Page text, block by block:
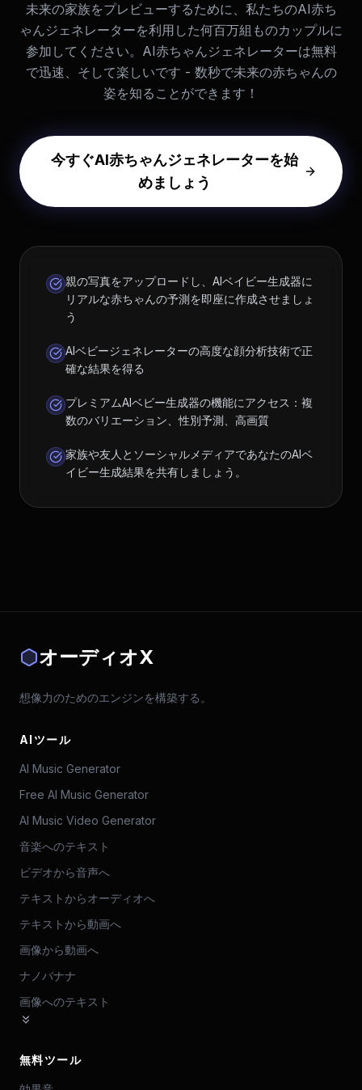
未来の家族をプレビューするために、私たちのAI赤ち
ゃんジェネレーターを利用した何百万組ものカップルに
参加してください。AI赤ちゃんジェネレーターは無料
で迅速、そして楽しいです - 数秒で未来の赤ちゃんの
姿を知ることができます！
今すぐAI赤ちゃんジェネレーターを始
めましょう
親の写真をアップロードし、AIベイビー生成器に
リアルな赤ちゃんの予測を即座に作成させましょ
う
AIベビージェネレーターの高度な顔分析技術で正
確な結果を得る
プレミアムAIベビー生成器の機能にアクセス：複
数のバリエーション、性別予測、高画質
家族や友人とソーシャルメディアであなたのAIベ
イビー生成結果を共有しましょう。
オーディオX
想像力のためのエンジンを構築する。
AIツール
AI Music Generator
Free AI Music Generator
AI Music Video Generator
音楽へのテキスト
ビデオから音声へ
テキストからオーディオへ
テキストから動画へ
画像から動画へ
ナノバナナ
画像へのテキスト
無料ツール